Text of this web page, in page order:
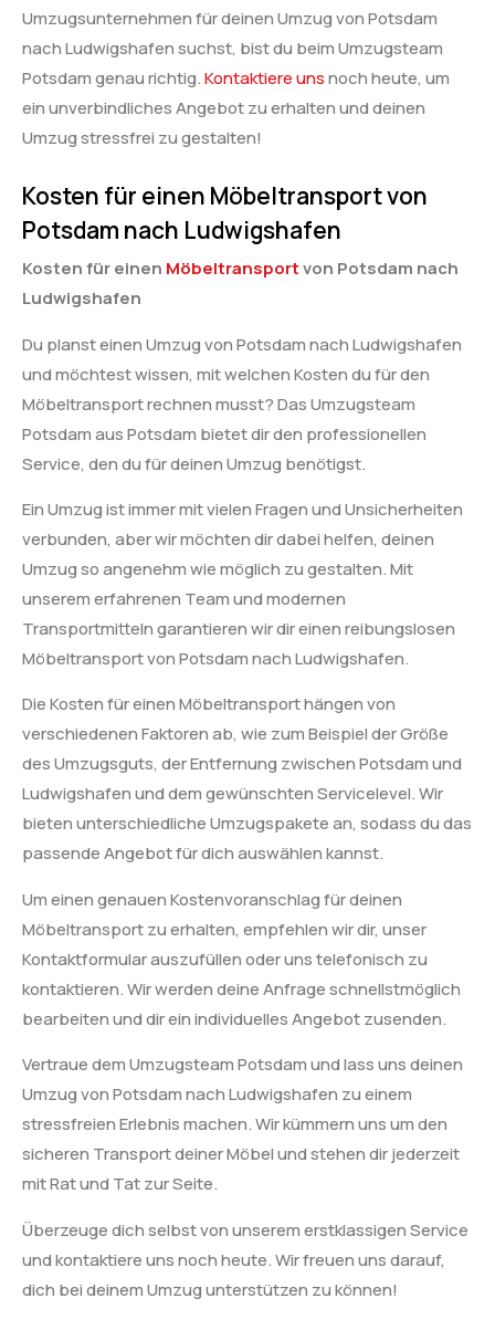
Umzugsunternehmen für deinen Umzug von Potsdam
nach Ludwigshafen suchst, bist du beim Umzugsteam
Potsdam genau richtig.Kontaktiere unsnoch heute, um
ein unverbindliches Angebot zu erhalten und deinen
Umzug stressfrei zu gestalten!
Kosten für einen Möbeltransport von
Potsdam nach Ludwigshafen
Kosten für einen Möbeltransportvon Potsdam nach
Ludwigshafen
Du planst einen Umzug von Potsdam nach Ludwigshafen
und möchtest wissen, mit welchen Kosten du für den
Möbeltransport rechnen musst? Das Umzugsteam
Potsdam aus Potsdam bietet dir den professionellen
Service, den du für deinen Umzug benötigst.
Ein Umzug ist immer mit vielen Fragen und Unsicherheiten
verbunden, aber wir möchten dir dabei helfen, deinen
Umzug so angenehm wie möglich zu gestalten. Mit
unserem erfahrenen Team und modernen
Transportmitteln garantieren wir dir einen reibungslosen
Möbeltransport von Potsdam nach Ludwigshafen.
Die Kosten für einen Möbeltransport hängen von
verschiedenen Faktoren ab, wie zum Beispiel der Größe
des Umzugsguts, der Entfernung zwischen Potsdam und
Ludwigshafen und dem gewünschten Servicelevel. Wir
bieten unterschiedliche Umzugspakete an, sodass du das
passende Angebot für dich auswählen kannst.
Um einen genauen Kostenvoranschlag für deinen
Möbeltransport zu erhalten, empfehlen wir dir, unser
Kontaktformular auszufüllen oder uns telefonisch zu
kontaktieren. Wir werden deine Anfrage schnellstmöglich
bearbeiten und dir ein individuelles Angebot zusenden.
Vertraue dem Umzugsteam Potsdam und lass uns deinen
Umzug von Potsdam nach Ludwigshafen zu einem
stressfreien Erlebnis machen. Wir kümmern uns um den
sicheren Transport deiner Möbel und stehen dir jederzeit
mit Rat und Tat zur Seite.
Überzeuge dich selbst von unserem erstklassigen Service
und kontaktiere uns noch heute. Wir freuen uns darauf,
dich bei deinem Umzug unterstützen zu können!